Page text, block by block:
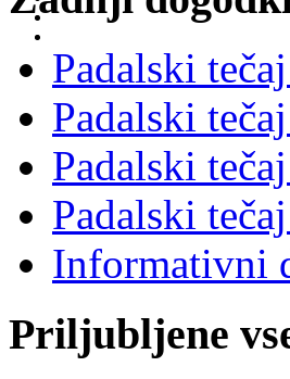
Padalski
Padalski
Padalski
Padalski
Informativni
Priljubljene